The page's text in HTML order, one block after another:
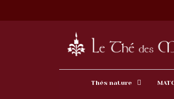
Thés nature